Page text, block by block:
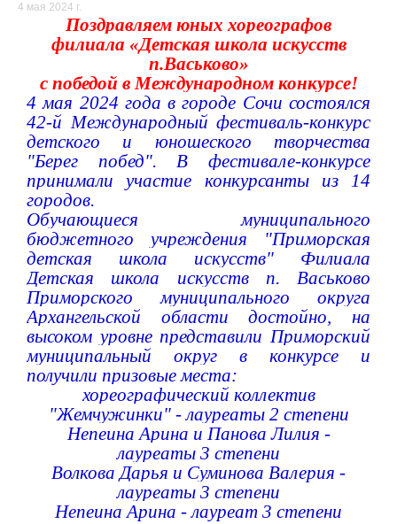
4 мая 2024 г.
Поздравляем юных хореографов
филиала «Детская школа искусств
п.Васьково»
с победой в Международном конкурсе!
4 мая 2024 года в городе Сочи состоялся
42-й Международный фестиваль-конкурс
детского и юношеского творчества
"Берег побед". В фестивале-конкурсе
принимали участие конкурсанты из 14
городов.
Обучающиеся муниципального
бюджетного учреждения "Приморская
детская школа искусств" Филиала
Детская школа искусств п. Васьково
Приморского муниципального округа
Архангельской области достойно, на
высоком уровне представили Приморский
муниципальный округ в конкурсе и
получили призовые места:
хореографический коллектив
"Жемчужинки" - лауреаты 2 степени
Непеина Арина и Панова Лилия -
лауреаты 3 степени
Волкова Дарья и Суминова Валерия -
лауреаты 3 степени
Непеина Арина - лауреат 3 степени